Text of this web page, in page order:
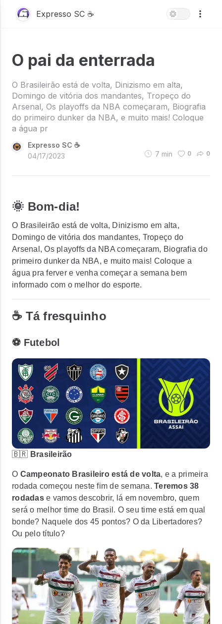
Expresso SC ☕
O pai da enterrada
O Brasileirão está de volta, Dinizismo em alta,
Domingo de vitória dos mandantes, Tropeço do
Arsenal, Os playoffs da NBA começaram, Biografia
do primeiro dunker da NBA, e muito mais! Coloque
a água pr
Expresso SC ☕
04/17/2023
7 min 0 0
🌞 Bom-dia!
O Brasileirão está de volta, Dinizismo em alta,
Domingo de vitória dos mandantes, Tropeço do
Arsenal, Os playoffs da NBA começaram, Biografia do
primeiro dunker da NBA, e muito mais! Coloque a
água pra ferver e venha começar a semana bem
informado com o melhor do esporte.
☕ Tá fresquinho
⚽ Futebol
🇧🇷 Brasileirão
O Campeonato Brasileiro está de volta, e a primeira
rodada começou neste fim de semana. Teremos 38
rodadase vamos descobrir, lá em novembro, quem
será o melhor time do Brasil. O seu time está em qual
bonde? Naquele dos 45 pontos? O da Libertadores?
Ou pelo título?